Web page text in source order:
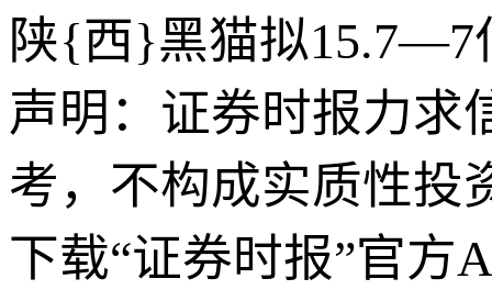
陕{西}黑猫拟15.7—7
声明：证券时报力求
考，不构成实质性投
下载“证券时报”官方